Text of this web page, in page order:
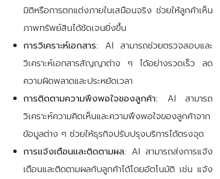
มิติหรือการตกแต่งภายในเสมือนจริง ช่วยให้ลูกค้าเห็น
ภาพทรัพย์สินได้ชัดเจนยิ่งขึ้น
การวิเคราะห์เอกสาร: AI สามารถช่วยตรวจสอบและ
วิเคราะห์เอกสารสัญญาต่าง ๆ ได้อย่างรวดเร็ว ลด
ความผิดพลาดและประหยัดเวลา
การติดตามความพึงพอใจของลูกค้า: AI สามารถ
วิเคราะห์ความคิดเห็นและความพึงพอใจของลูกค้าจาก
ข้อมูลต่าง ๆ ช่วยให้ธุรกิจปรับปรุงบริการได้ตรงจุด
การแจ้งเตือนและติดตามผล: AI สามารถส่งการแจ้ง
เตือนและติดตามผลกับลูกค้าได้โดยอัตโนมัติ เช่น แจ้ง